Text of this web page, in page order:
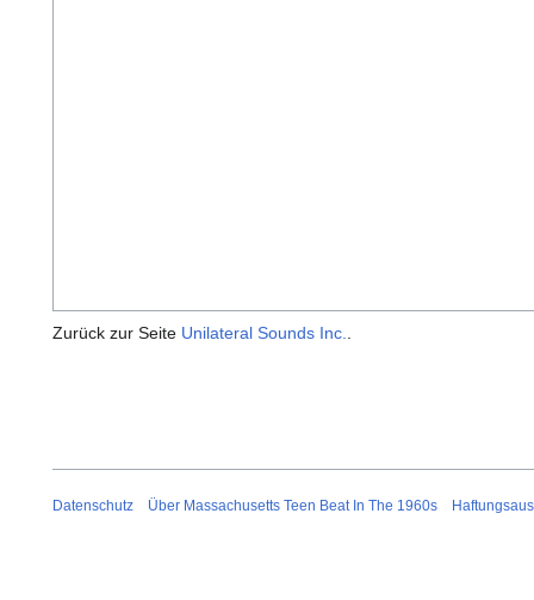
Zurück zur Seite Unilateral Sounds Inc..
Datenschutz Über Massachusetts Teen Beat In The 1960s